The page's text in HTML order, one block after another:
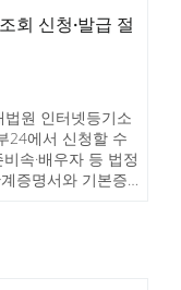
회 신청·발급 절
원 인터넷등기소
24에서 신청할 수
속·배우자 등 법정
증명서와 기본증명